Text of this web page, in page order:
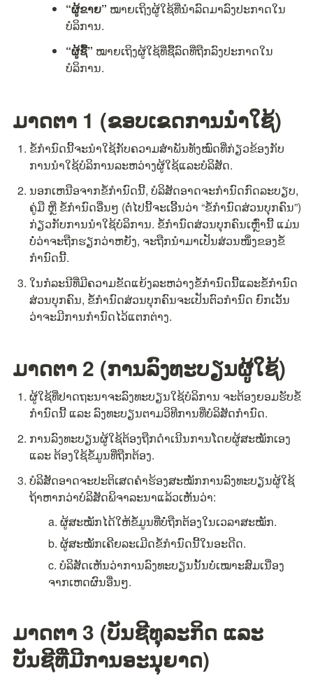
“ຜູ້ຂາຍ” ໝາຍເຖິງຜູ້ໃຊ້ທີ່ນຳລົດມາລົງປະກາດໃນ
ບໍລິການ.
“ຜູ້ຊື້” ໝາຍເຖິງຜູ້ໃຊ້ທີ່ຊື້ລົດທີ່ຖືກລົງປະກາດໃນ
ບໍລິການ.
ມາດຕາ 1 (ຂອບເຂດການນຳໃຊ້)
ຂໍ້ກຳນົດນີ້ຈະນຳໃຊ້ກັບຄວາມສຳພັນທັງໝົດທີ່ກ່ຽວຂ້ອງກັບ
ການນຳໃຊ້ບໍລິການລະຫວ່າງຜູ້ໃຊ້ແລະບໍລິສັດ.
ນອກເຫນືອຈາກຂໍ້ກຳນົດນີ້, ບໍລິສັດອາດຈະກຳນົດກົດລະບຽບ,
ຄູ່ມື ຫຼື ຂໍ້ກຳນົດອື່ນໆ (ຕໍ່ໄປນີ້ຈະເອີ້ນວ່າ “ຂໍ້ກຳນົດສ່ວນບຸກຄົນ”)
ກ່ຽວກັບການນຳໃຊ້ບໍລິການ. ຂໍ້ກຳນົດສ່ວນບຸກຄົນເຫຼົ່ານີ້ ແມ່ນ
ບໍ່ວ່າຈະຖືກຮຽກວ່າຫຍັງ, ຈະຖືກນຳມາເປັນສ່ວນໜຶ່ງຂອງຂໍ້
ກຳນົດນີ້.
ໃນກໍລະນີທີ່ມີຄວາມຂັດແຍ້ງລະຫວ່າງຂໍ້ກຳນົດນີ້ແລະຂໍ້ກຳນົດ
ສ່ວນບຸກຄົນ, ຂໍ້ກຳນົດສ່ວນບຸກຄົນຈະເປັນຕົວກຳນົດ ຍົກເວັ້ນ
ວ່າຈະມີການກຳນົດໄວ້ແຕກຕ່າງ.
ມາດຕາ 2 (ການລົງທະບຽນຜູ້ໃຊ້)
ຜູ້ໃຊ້ທີ່ປາດຖະນາຈະລົງທະບຽນໃຊ້ບໍລິການ ຈະຕ້ອງຍອມຮັບຂໍ້
ກຳນົດນີ້ ແລະ ລົງທະບຽນຕາມວິທີການທີ່ບໍລິສັດກຳນົດ.
ການລົງທະບຽນຜູ້ໃຊ້ຕ້ອງຖືກດຳເນີນການໂດຍຜູ້ສະໝັກເອງ
ແລະ ຕ້ອງໃຊ້ຂໍ້ມູນທີ່ຖືກຕ້ອງ.
ບໍລິສັດອາດຈະປະຕິເສດຄຳຮ້ອງສະໝັກການລົງທະບຽນຜູ້ໃຊ້
ຖ້າຫາກວ່າບໍລິສັດພິຈາລະນາແລ້ວເຫັນວ່າ:
a. ຜູ້ສະໝັກໄດ້ໃຫ້ຂໍ້ມູນທີ່ບໍ່ຖືກຕ້ອງໃນເວລາສະໝັກ.
b. ຜູ້ສະໝັກເຄີຍລະເມີດຂໍ້ກຳນົດນີ້ໃນອະດີດ.
c. ບໍລິສັດເຫັນວ່າການລົງທະບຽນນັ້ນບໍ່ເໝາະສົມເນື່ອງ
ຈາກເຫດຜົນອື່ນໆ.
ມາດຕາ 3 (ບັນຊີທຸລະກິດ ແລະ
ບັນຊີທີ່ມີການອະນຸຍາດ)